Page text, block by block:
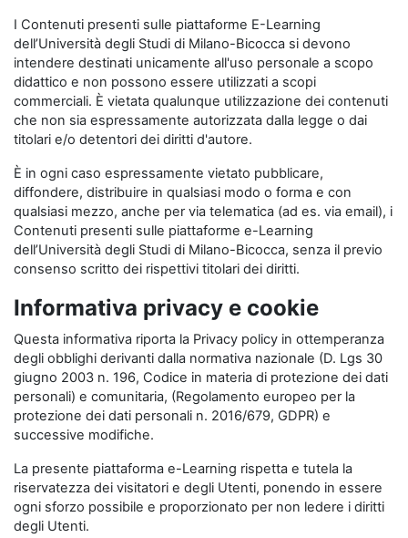
I Contenuti presenti sulle piattaforme E-Learning
dell’Università degli Studi di Milano-Bicocca si devono
intendere destinati unicamente all'uso personale a scopo
didattico e non possono essere utilizzati a scopi
commerciali. È vietata qualunque utilizzazione dei contenuti
che non sia espressamente autorizzata dalla legge o dai
titolari e/o detentori dei diritti d'autore.
È in ogni caso espressamente vietato pubblicare,
diffondere, distribuire in qualsiasi modo o forma e con
qualsiasi mezzo, anche per via telematica (ad es. via email), i
Contenuti presenti sulle piattaforme e-Learning
dell’Università degli Studi di Milano-Bicocca, senza il previo
consenso scritto dei rispettivi titolari dei diritti.
Informativa privacy e cookie
Questa informativa riporta la Privacy policy in ottemperanza
degli obblighi derivanti dalla normativa nazionale (D. Lgs 30
giugno 2003 n. 196, Codice in materia di protezione dei dati
personali) e comunitaria, (Regolamento europeo per la
protezione dei dati personali n. 2016/679, GDPR) e
successive modifiche.
La presente piattaforma e-Learning rispetta e tutela la
riservatezza dei visitatori e degli Utenti, ponendo in essere
ogni sforzo possibile e proporzionato per non ledere i diritti
degli Utenti.